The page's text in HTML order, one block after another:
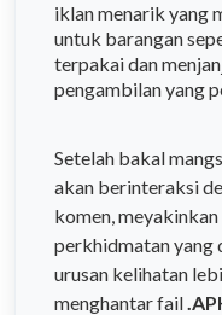
iklan menarik yang
untuk barangan
terpakai dan
pengambilan yang
Setelah bakal
akan berinteraksi
komen,
perkhidmatan yang
urusan kelihatan
menghantar fail